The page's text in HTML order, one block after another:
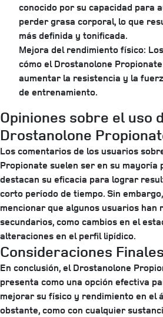
conocido por su capacidad para
perder grasa corporal, lo que
más definida y tonificada.
Mejora del rendimiento físico:
cómo el Drostanolone
aumentar la resistencia y la
de entrenamiento.
Opiniones sobre el uso
Drostanolone
Los comentarios de los usuarios
Propionate suelen ser en su mayoría
destacan su eficacia para lograr
corto período de tiempo. Sin
mencionar que algunos usuarios
secundarios, como cambios en el
alteraciones en el perfil lipídico.
Consideraciones Finales
En conclusión, el Drostanolone
presenta como una opción efectiva
mejorar su físico y rendimiento en el
obstante, como con cualquier